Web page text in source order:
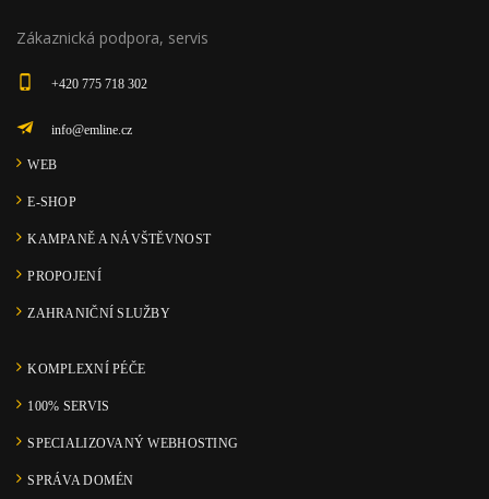
Zákaznická podpora, servis
+420 775 718 302
info@emline.cz
WEB
E-SHOP
KAMPANĚ A NÁVŠTĚVNOST
PROPOJENÍ
ZAHRANIČNÍ SLUŽBY
KOMPLEXNÍ PÉČE
100% SERVIS
SPECIALIZOVANÝ WEBHOSTING
SPRÁVA DOMÉN